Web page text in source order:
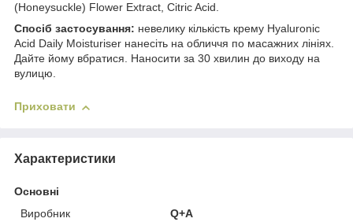
(Honeysuckle) Flower Extract, Citric Acid.
Спосіб застосування: невелику кількість крему Hyaluronic
Acid Daily Moisturiser нанесіть на обличчя по масажних лініях.
Дайте йому вбратися. Наносити за 30 хвилин до виходу на
вулицю.
Приховати
Характеристики
Основні
Виробник
Q+A